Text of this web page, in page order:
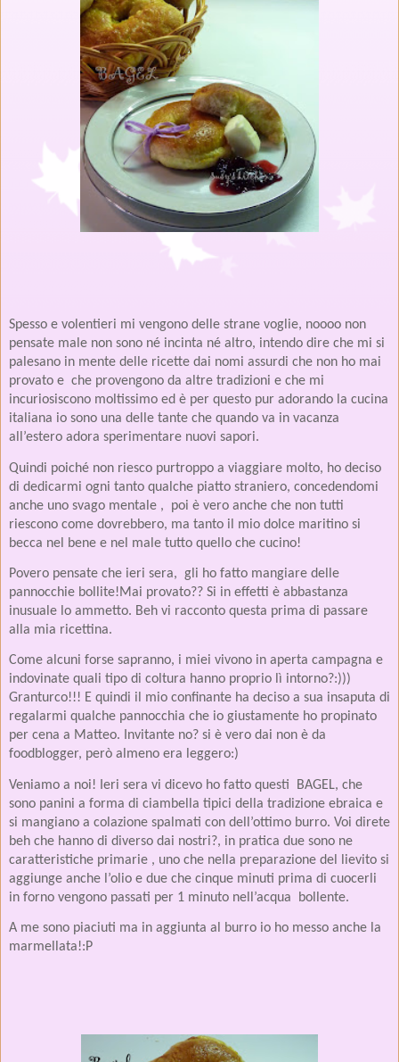
Spesso e volentieri mi vengono delle strane voglie, noooo non
pensate male non sono né incinta né altro, intendo dire che mi si
palesano in mente delle ricette dai nomi assurdi che non ho mai
provato e che provengono da altre tradizioni e che mi
incuriosiscono moltissimo ed è per questo pur adorando la cucina
italiana io sono una delle tante che quando va in vacanza
all’estero adora sperimentare nuovi sapori.
Quindi poiché non riesco purtroppo a viaggiare molto, ho deciso
di dedicarmi ogni tanto qualche piatto straniero, concedendomi
anche uno svago mentale ,
poi è vero anche che non tutti
riescono come dovrebbero, ma tanto il mio dolce maritino si
becca nel bene e nel male tutto quello che cucino!
Povero pensate che ieri sera,
gli ho fatto mangiare delle
pannocchie bollite!Mai provato?? Si in effetti è abbastanza
inusuale lo ammetto. Beh vi racconto questa prima di passare
alla mia ricettina.
Come alcuni forse sapranno, i miei vivono in aperta campagna e
indovinate quali tipo di coltura hanno proprio lì intorno?:)))
Granturco!!! E quindi il mio confinante ha deciso a sua insaputa di
regalarmi qualche pannocchia che io giustamente ho propinato
per cena a Matteo. Invitante no? si è vero dai non è da
foodblogger, però almeno era leggero:)
Veniamo a noi! Ieri sera vi dicevo ho fatto questi
BAGEL, che
sono panini a forma di ciambella tipici della tradizione ebraica e
si mangiano a colazione spalmati con dell’ottimo burro. Voi direte
beh che hanno di diverso dai nostri?, in pratica due sono ne
caratteristiche primarie , uno che nella preparazione del lievito si
aggiunge anche l’olio e due che cinque minuti prima di cuocerli
in forno vengono passati per 1 minuto nell’acqua
bollente.
A me sono piaciuti ma in aggiunta al burro io ho messo anche la
marmellata!:P